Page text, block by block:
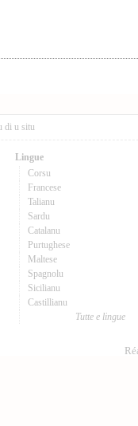
di u situ
Lingue
Corsu
Francese
Talianu
Sardu
Catalanu
Purtughese
Maltese
Spagnolu
Sicilianu
Castillianu
Tutte e lingue